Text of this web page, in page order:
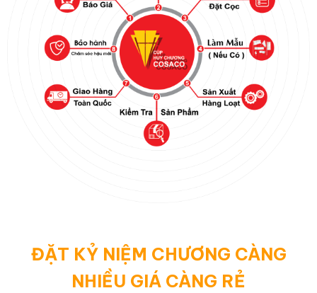
ĐẶT KỶ NIỆM CHƯƠNG CÀNG
NHIỀU GIÁ CÀNG RẺ